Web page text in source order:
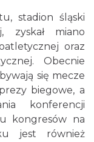
stadion śląski
zyskał miano
oraz
Obecnie
się mecze
biegowe, a
konferencji
kongresów na
jest również